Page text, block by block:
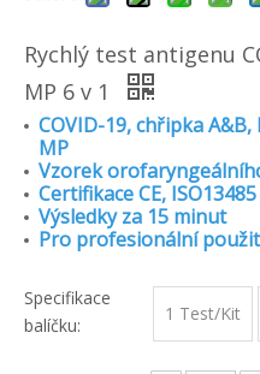
Rychlý test antigenu
MP 6 v 1
COVID-19, chřipka
MP
Vzorek
Certifikace CE, ISO13485
Výsledky za 15 minut
Pro profesionální
Specifikace
balíčku:
1 Test/Kit